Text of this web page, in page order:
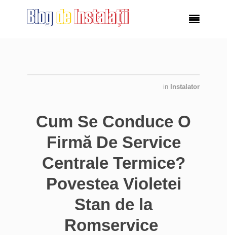

in Instalator
Cum Se Conduce O
Firmă De Service
Centrale Termice?
Povestea Violetei
Stan de la
Romservice